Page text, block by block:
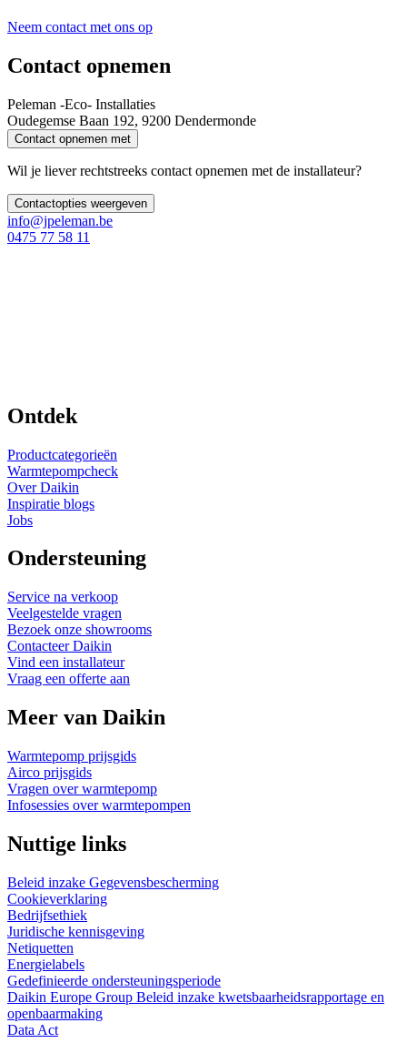
Neem contact met ons op
Contact opnemen
Peleman -Eco- Installaties
Oudegemse Baan 192, 9200 Dendermonde
Contact opnemen met
Wil je liever rechtstreeks contact opnemen met de installateur?
Contactopties weergeven
info@jpeleman.be
0475 77 58 11
Ontdek
Productcategorieën
Warmtepompcheck
Over Daikin
Inspiratie blogs
Jobs
Ondersteuning
Service na verkoop
Veelgestelde vragen
Bezoek onze showrooms
Contacteer Daikin
Vind een installateur
Vraag een offerte aan
Meer van Daikin
Warmtepomp prijsgids
Airco prijsgids
Vragen over warmtepomp
Infosessies over warmtepompen
Nuttige links
Beleid inzake Gegevensbescherming
Cookieverklaring
Bedrijfsethiek
Juridische kennisgeving
Netiquetten
Energielabels
Gedefinieerde ondersteuningsperiode
Daikin Europe Group Beleid inzake kwetsbaarheidsrapportage en
openbaarmaking
Data Act